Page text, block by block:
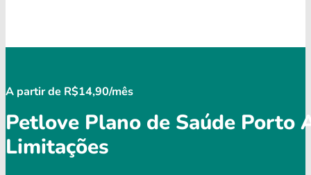
A partir de R$14,90/mês
Petlove Plano de Saúde Porto
Limitações